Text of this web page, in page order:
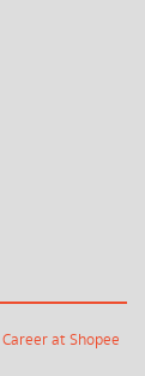
Career at Shopee